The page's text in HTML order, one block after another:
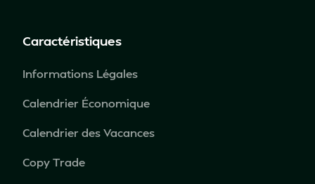
Caractéristiques
Informations Légales
Calendrier Économique
Calendrier des Vacances
Copy Trade